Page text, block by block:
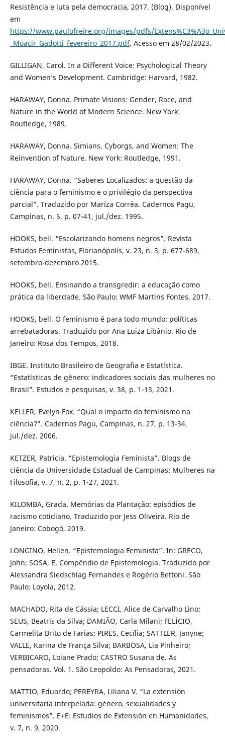
Resistência e luta pela democracia, 2017. (Blog). Disponível
em
https://www.paulofreire.org/images/pdfs/
_Moacir_Gadotti_fevereiro_2017.pdf. Acesso em 28/02/2023.
GILLIGAN, Carol. In a Different Voice: Psychological Theory
and Women’s Development. Cambridge: Harvard, 1982.
HARAWAY, Donna. Primate Visions: Gender, Race, and
Nature in the World of Modern Science. New York:
Routledge, 1989.
HARAWAY, Donna. Simians, Cyborgs, and Women: The
Reinvention of Nature. New York: Routledge, 1991.
HARAWAY, Donna. “Saberes Localizados: a questão da
ciência para o feminismo e o privilégio da perspectiva
parcial”. Traduzido por Mariza Corrêa. Cadernos Pagu,
Campinas, n. 5, p. 07-41, jul./dez. 1995.
HOOKS, bell. “Escolarizando homens negros”. Revista
Estudos Feministas, Florianópolis, v. 23, n. 3, p. 677-689,
setembro-dezembro 2015.
HOOKS, bell. Ensinando a transgredir: a educação como
prática da liberdade. São Paulo: WMF Martins Fontes, 2017.
HOOKS, bell. O feminismo é para todo mundo: políticas
arrebatadoras. Traduzido por Ana Luiza Libânio. Rio de
Janeiro: Rosa dos Tempos, 2018.
IBGE. Instituto Brasileiro de Geografia e Estatística.
“Estatísticas de gênero: indicadores sociais das mulheres no
Brasil”. Estudos e pesquisas, v. 38, p. 1-13, 2021.
KELLER, Evelyn Fox. “Qual o impacto do feminismo na
ciência?”. Cadernos Pagu, Campinas, n. 27, p. 13-34,
jul./dez. 2006.
KETZER, Patricia. “Epistemologia Feminista”. Blogs de
ciência da Universidade Estadual de Campinas: Mulheres na
Filosofia, v. 7, n. 2, p. 1-27, 2021.
KILOMBA, Grada. Memórias da Plantação: episódios de
racismo cotidiano. Traduzido por Jess Oliveira. Rio de
Janeiro: Cobogó, 2019.
LONGINO, Hellen. “Epistemologia Feminista”. In: GRECO,
John; SOSA, E. Compêndio de Epistemologia. Traduzido por
Alessandra Siedschlag Fernandes e Rogério Bettoni. São
Paulo: Loyola, 2012.
MACHADO, Rita de Cássia; LECCI, Alice de Carvalho Lino;
SEUS, Beatris da Silva; DAMIÃO, Carla Milani; FELÍCIO,
Carmelita Brito de Farias; PIRES, Cecília; SATTLER, Janyne;
VALLE, Karina de França Silva; BARBOSA, Lia Pinheiro;
VERBICARO, Loiane Prado; CASTRO Susana de. As
pensadoras. Vol. 1. São Leopoldo: As Pensadoras, 2021.
MATTIO, Eduardo; PEREYRA, Liliana V. “La extensión
universitaria interpelada: género, sexualidades y
feminismos”. E+E: Estudios de Extensión en Humanidades,
v. 7, n. 9, 2020.